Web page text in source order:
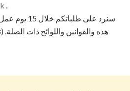
.
سنرد على